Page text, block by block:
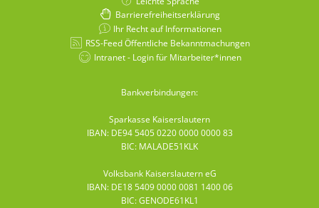
Barrierefreiheitserklärung
Ihr Recht auf Informationen
RSS-Feed Öffentliche Bekanntmachungen
Intranet - Login für Mitarbeiter*innen
Bankverbindungen:
Sparkasse Kaiserslautern
IBAN: DE94 5405 0220 0000 0000 83
BIC: MALADE51KLK
Volksbank Kaiserslautern eG
IBAN: DE18 5409 0000 0081 1400 06
BIC: GENODE61KL1